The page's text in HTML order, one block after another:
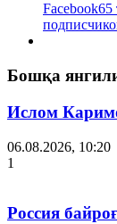
Facebook65
Бошқа
Ислом
06.08.2026, 10:20
1
Россия